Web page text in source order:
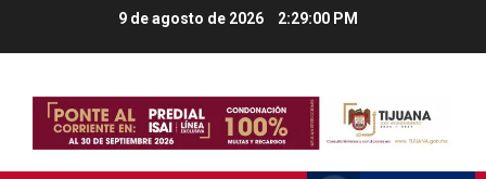
9 de agosto de 2026 2:29:01 PM